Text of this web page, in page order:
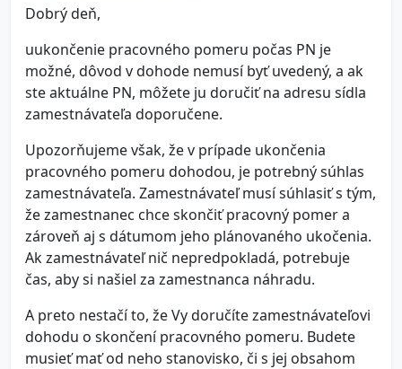
Dobrý deň,
uukončenie pracovného pomeru počas PN je
možné, dôvod v dohode nemusí byť uvedený, a ak
ste aktuálne PN, môžete ju doručiť na adresu sídla
zamestnávateľa doporučene.
Upozorňujeme však, že v prípade ukončenia
pracovného pomeru dohodou, je potrebný súhlas
zamestnávateľa. Zamestnávateľ musí súhlasiť s tým,
že zamestnanec chce skončiť pracovný pomer a
zároveň aj s dátumom jeho plánovaného ukočenia.
Ak zamestnávateľ nič nepredpokladá, potrebuje
čas, aby si našiel za zamestnanca náhradu.
A preto nestačí to, že Vy doručíte zamestnávateľovi
dohodu o skončení pracovného pomeru. Budete
musieť mať od neho stanovisko, či s jej obsahom